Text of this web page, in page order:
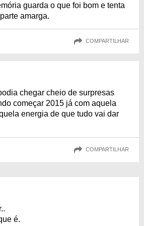
guarda o que foi bom e tenta
amarga.
COMPARTILHAR
chegar cheio de surpresas
começar 2015 já com aquela
energia de que tudo vai dar
COMPARTILHAR
é.